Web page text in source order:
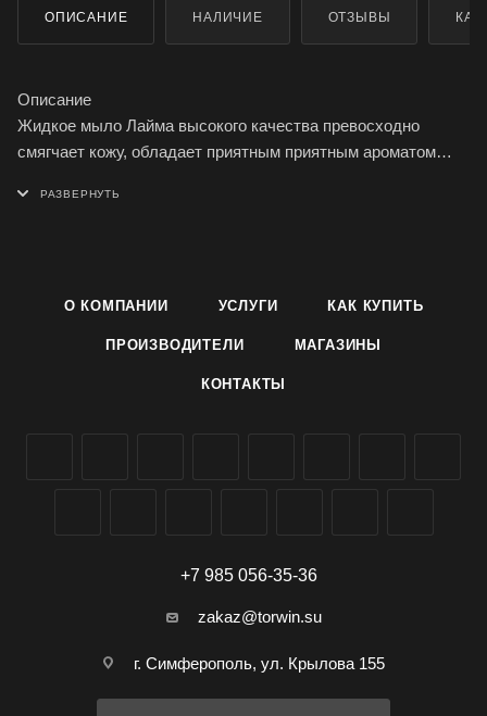
ОПИСАНИЕ НАЛИЧИЕ ОТЗЫВЫ
Описание
Жидкое мыло Лайма высокого качества превосходно
смягчает кожу, обладает приятным приятным ароматом
как для использования дома, так и в офисе. Не содержит
олефинсульфонат, диэтаноламид жирных кислот
метилхлороизотиазолинон (и) метилизотиазолинон,
Эффект от использования: смягчение
Тип дозирования: пуш-пул
Вид упаковки: флакон
О КОМПАНИИ УСЛУГИ КАК КУПИТЬ
ПРОИЗВОДИТЕЛИ МАГАЗИНЫ
КОНТАКТЫ
+7 985 056-35-36
zakaz@torwin.su
г. Симферополь, ул. Крылова 155